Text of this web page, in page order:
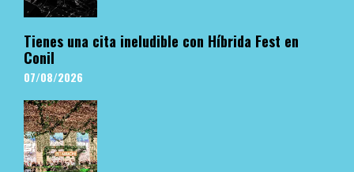
Tienes una cita ineludible con Híbrida Fest en
Conil
07/08/2026